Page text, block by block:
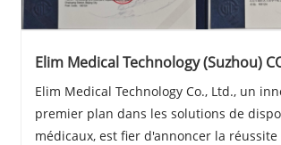
Elim Medical Technology (Suzhou)
Elim Medical Technology Co., Ltd., un
premier plan dans les solutions de
médicaux, est fier d'annoncer la réussite